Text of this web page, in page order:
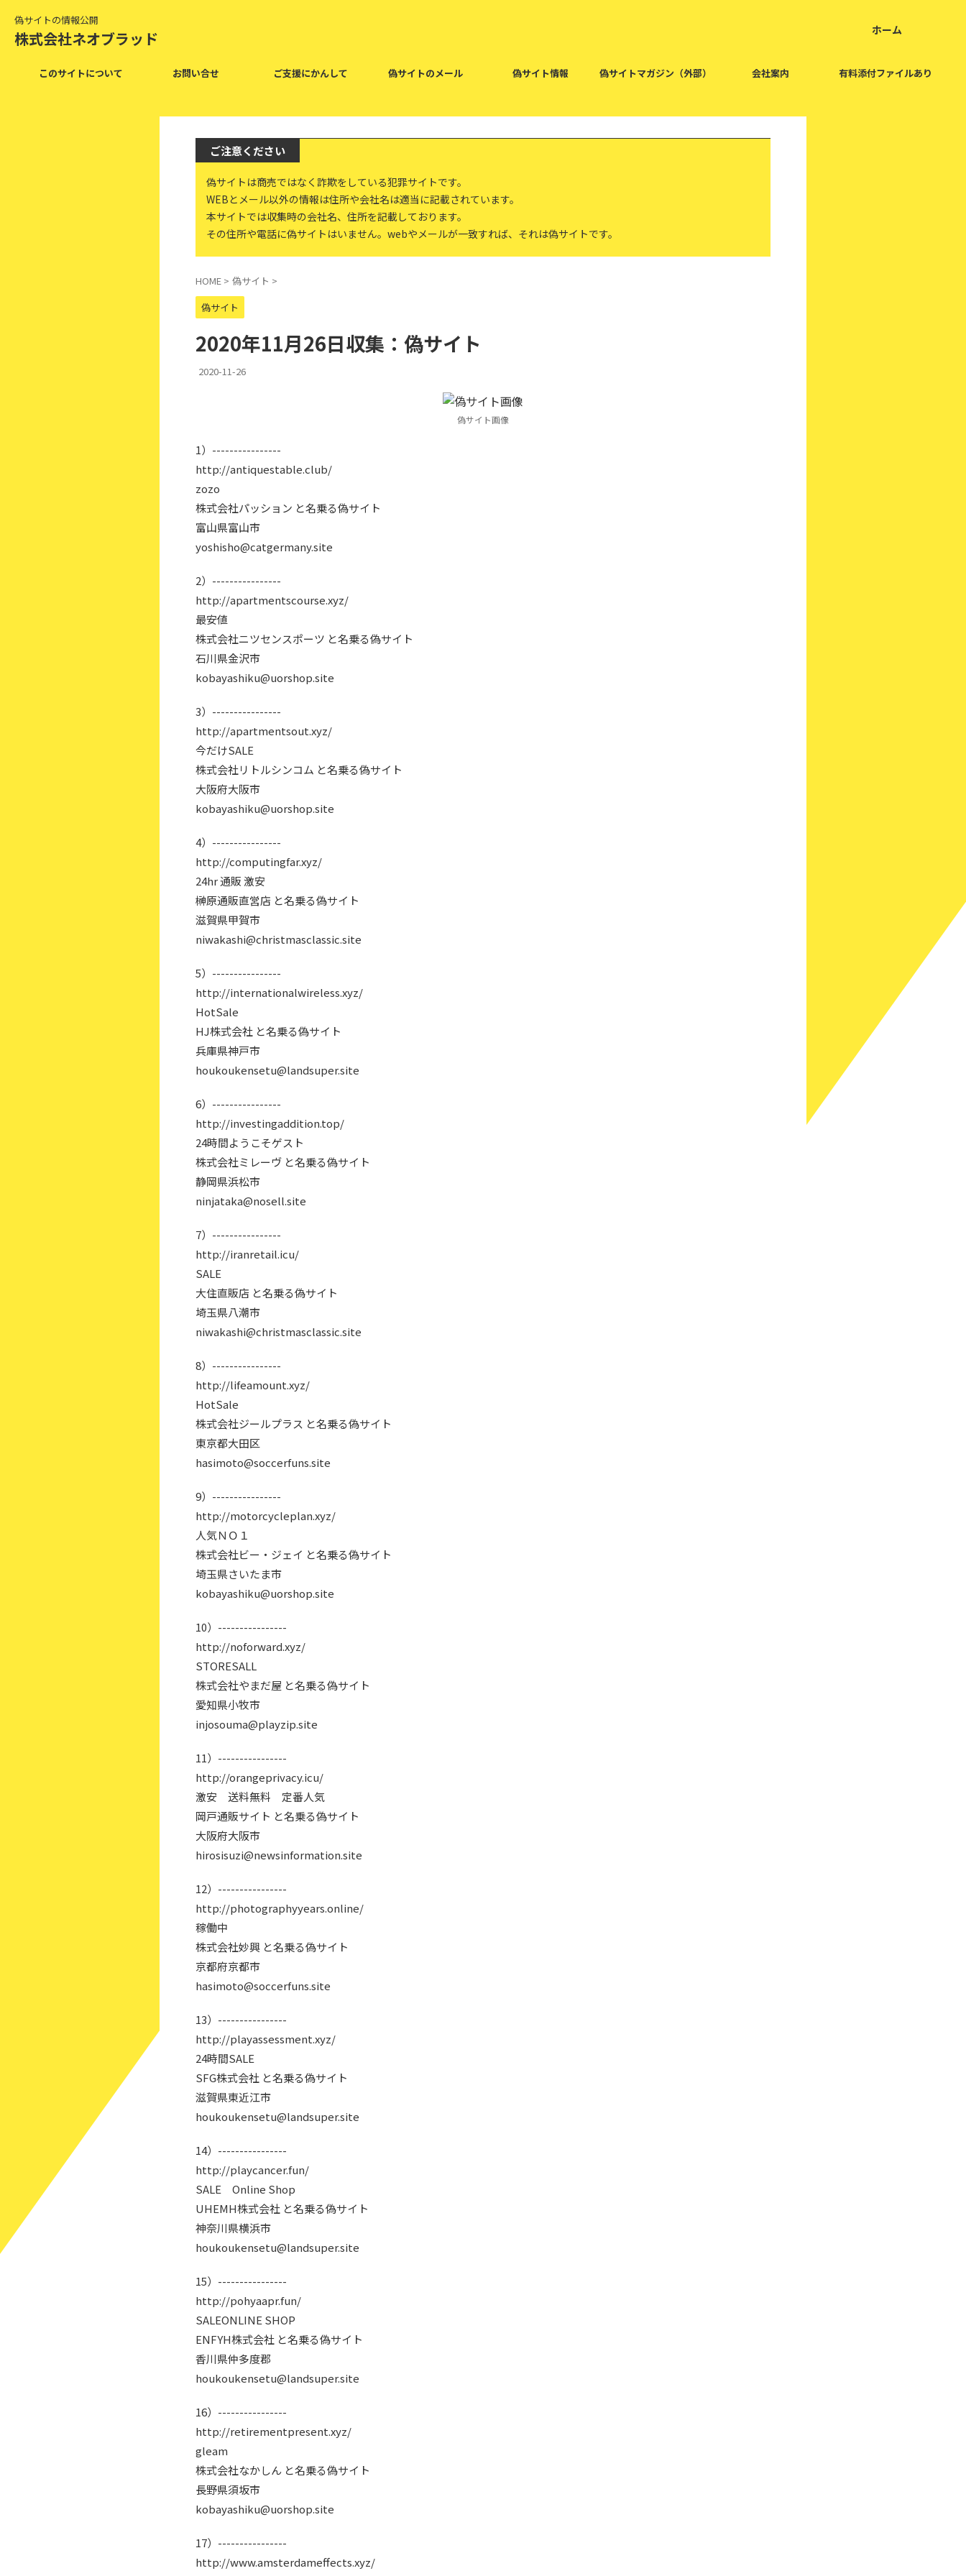
偽サイトの情報公開
株式会社ネオブラッド ホーム
このサイトについて お問い合せ ご支援にかんして 偽サイトのメール 偽サイト情報 偽サイトマガジン（外部） 会社案内 有料添付ファイルあり
ご注意ください
偽サイトは商売ではなく詐欺をしている犯罪サイトです。
WEBとメール以外の情報は住所や会社名は適当に記載されています。
本サイトでは収集時の会社名、住所を記載しております。
その住所や電話に偽サイトはいません。webやメールが一致すれば、それは偽サイトです。
HOME > 偽サイト >
偽サイト
2020年11月26日収集：偽サイト
2020-11-26
偽サイト画像
1）----------------
http://antiquestable.club/
zozo
株式会社パッション と名乗る偽サイト
富山県富山市
yoshisho@catgermany.site
2）----------------
http://apartmentscourse.xyz/
最安値
株式会社ニツセンスポーツ と名乗る偽サイト
石川県金沢市
kobayashiku@uorshop.site
3）----------------
http://apartmentsout.xyz/
今だけSALE
株式会社リトルシンコム と名乗る偽サイト
大阪府大阪市
kobayashiku@uorshop.site
4）----------------
http://computingfar.xyz/
24hr 通販 激安
榊原通販直営店 と名乗る偽サイト
滋賀県甲賀市
niwakashi@christmasclassic.site
5）----------------
http://internationalwireless.xyz/
HotSale
HJ株式会社 と名乗る偽サイト
兵庫県神戸市
houkoukensetu@landsuper.site
6）----------------
http://investingaddition.top/
24時間ようこそゲスト
株式会社ミレーヴ と名乗る偽サイト
静岡県浜松市
ninjataka@nosell.site
7）----------------
http://iranretail.icu/
SALE
大住直販店 と名乗る偽サイト
埼玉県八潮市
niwakashi@christmasclassic.site
8）----------------
http://lifeamount.xyz/
HotSale
株式会社ジールプラス と名乗る偽サイト
東京都大田区
hasimoto@soccerfuns.site
9）----------------
http://motorcycleplan.xyz/
人気ＮＯ１
株式会社ビー・ジェイ と名乗る偽サイト
埼玉県さいたま市
kobayashiku@uorshop.site
10）----------------
http://noforward.xyz/
STORESALL
株式会社やまだ屋 と名乗る偽サイト
愛知県小牧市
injosouma@playzip.site
11）----------------
http://orangeprivacy.icu/
激安 送料無料 定番人気
岡戸通販サイト と名乗る偽サイト
大阪府大阪市
hirosisuzi@newsinformation.site
12）----------------
http://photographyyears.online/
稼働中
株式会社妙興 と名乗る偽サイト
京都府京都市
hasimoto@soccerfuns.site
13）----------------
http://playassessment.xyz/
24時間SALE
SFG株式会社 と名乗る偽サイト
滋賀県東近江市
houkoukensetu@landsuper.site
14）----------------
http://playcancer.fun/
SALE Online Shop
UHEMH株式会社 と名乗る偽サイト
神奈川県横浜市
houkoukensetu@landsuper.site
15）----------------
http://pohyaapr.fun/
SALEONLINE SHOP
ENFYH株式会社 と名乗る偽サイト
香川県仲多度郡
houkoukensetu@landsuper.site
16）----------------
http://retirementpresent.xyz/
gleam
株式会社なかしん と名乗る偽サイト
長野県須坂市
kobayashiku@uorshop.site
17）----------------
http://www.amsterdameffects.xyz/